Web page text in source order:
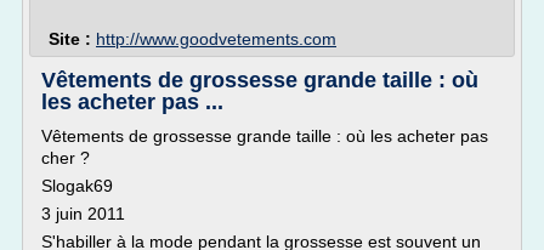
Site : http://www.goodvetements.com
Vêtements de grossesse grande taille : où
les acheter pas ...
Vêtements de grossesse grande taille : où les acheter pas
cher ?
Slogak69
3 juin 2011
S'habiller à la mode pendant la grossesse est souvent un